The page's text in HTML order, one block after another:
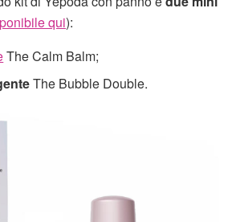
qui):
The Calm Balm;
The Bubble Double.